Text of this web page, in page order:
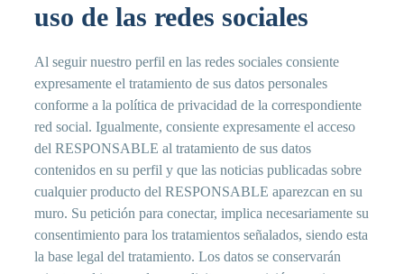
uso de las redes sociales
Al seguir nuestro perfil en las redes sociales consiente
expresamente el tratamiento de sus datos personales
conforme a la política de privacidad de la correspondiente
red social. Igualmente, consiente expresamente el acceso
del RESPONSABLE al tratamiento de sus datos
contenidos en su perfil y que las noticias publicadas sobre
cualquier producto del RESPONSABLE aparezcan en su
muro. Su petición para conectar, implica necesariamente su
consentimiento para los tratamientos señalados, siendo esta
la base legal del tratamiento. Los datos se conservarán